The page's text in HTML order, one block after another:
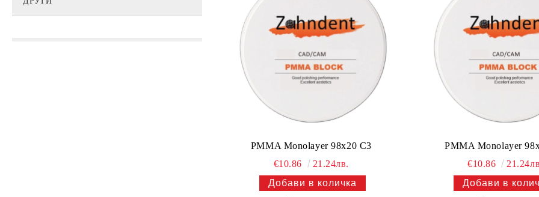
PMMA Monolayer 98x20 C3
€10.86
21.24лв.
PMMA Monolayer
€10.86